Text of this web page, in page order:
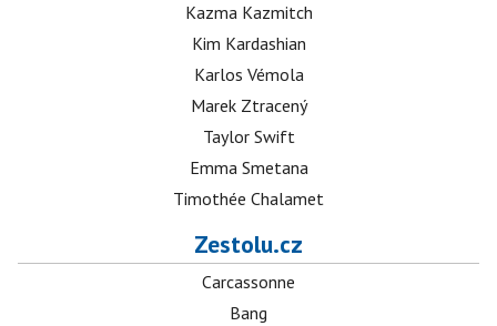
Kazma Kazmitch
Kim Kardashian
Karlos Vémola
Marek Ztracený
Taylor Swift
Emma Smetana
Timothée Chalamet
Zestolu.cz
Carcassonne
Bang